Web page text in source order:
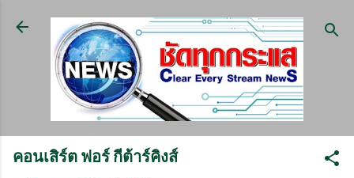
ข้ามไปที่เนื้อหาหลัก
คอนเสิร์ต ฟอร์ กีต้าร์คิงส์